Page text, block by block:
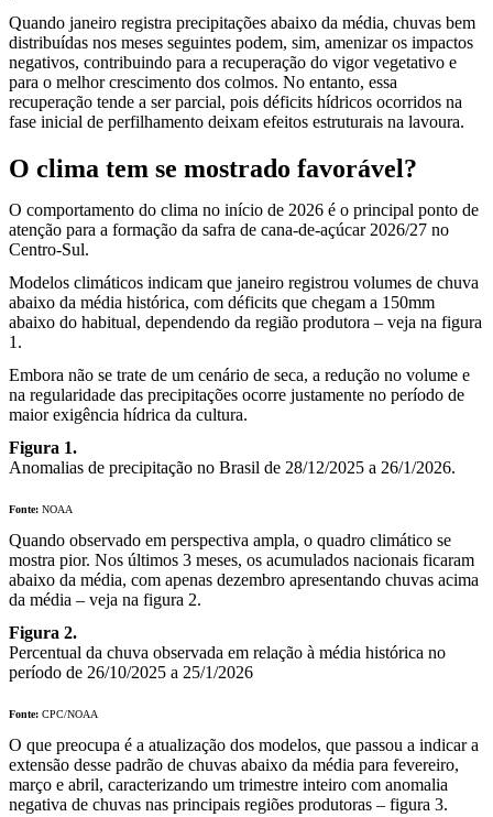
Quando janeiro registra precipitações abaixo da média, chuvas bem
distribuídas nos meses seguintes podem, sim, amenizar os impactos
negativos, contribuindo para a recuperação do vigor vegetativo e
para o melhor crescimento dos colmos. No entanto, essa
recuperação tende a ser parcial, pois déficits hídricos ocorridos na
fase inicial de perfilhamento deixam efeitos estruturais na lavoura.
O clima tem se mostrado favorável?
O comportamento do clima no início de 2026 é o principal ponto de
atenção para a formação da safra de cana-de-açúcar 2026/27 no
Centro-Sul.
Modelos climáticos indicam que janeiro registrou volumes de chuva
abaixo da média histórica, com déficits que chegam a 150mm
abaixo do habitual, dependendo da região produtora – veja na figura
1.
Embora não se trate de um cenário de seca, a redução no volume e
na regularidade das precipitações ocorre justamente no período de
maior exigência hídrica da cultura.
Figura 1.
Anomalias de precipitação no Brasil de 28/12/2025 a 26/1/2026.
Fonte: NOAA
Quando observado em perspectiva ampla, o quadro climático se
mostra pior. Nos últimos 3 meses, os acumulados nacionais ficaram
abaixo da média, com apenas dezembro apresentando chuvas acima
da média – veja na figura 2.
Figura 2.
Percentual da chuva observada em relação à média histórica no
período de 26/10/2025 a 25/1/2026
Fonte: CPC/NOAA
O que preocupa é a atualização dos modelos, que passou a indicar a
extensão desse padrão de chuvas abaixo da média para fevereiro,
março e abril, caracterizando um trimestre inteiro com anomalia
negativa de chuvas nas principais regiões produtoras – figura 3.